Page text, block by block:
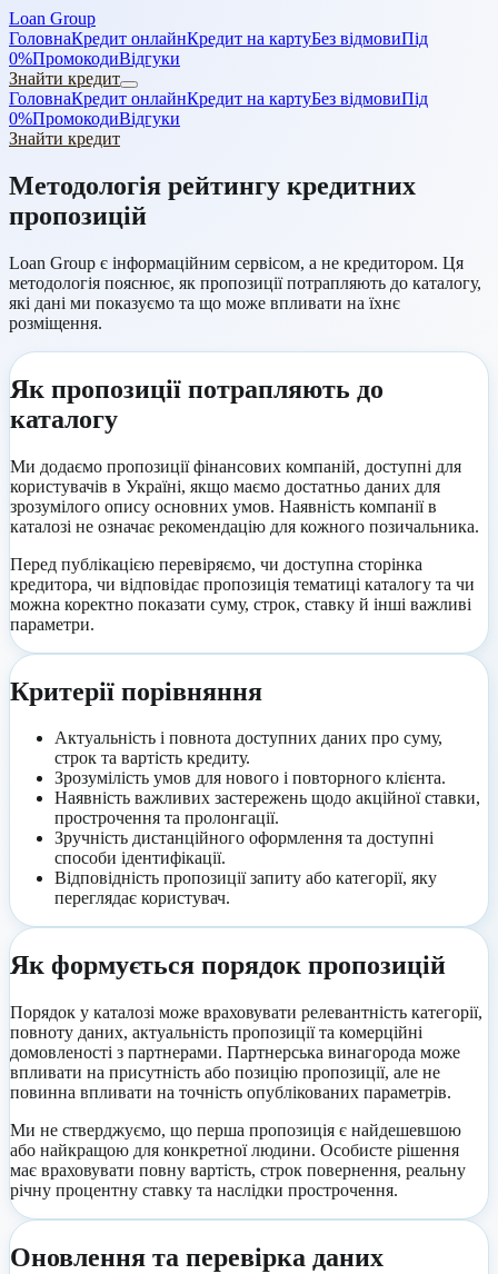
Loan Group
ГоловнаКредит онлайнКредит на картуБез відмовиПід
0%ПромокодиВідгуки
Знайти кредит
ГоловнаКредит онлайнКредит на картуБез відмовиПід
0%ПромокодиВідгуки
Знайти кредит
Методологія рейтингу кредитних
пропозицій
Loan Group є інформаційним сервісом, а не кредитором. Ця
методологія пояснює, як пропозиції потрапляють до каталогу,
які дані ми показуємо та що може впливати на їхнє
розміщення.
Як пропозиції потрапляють до
каталогу
Ми додаємо пропозиції фінансових компаній, доступні для
користувачів в Україні, якщо маємо достатньо даних для
зрозумілого опису основних умов. Наявність компанії в
каталозі не означає рекомендацію для кожного позичальника.
Перед публікацією перевіряємо, чи доступна сторінка
кредитора, чи відповідає пропозиція тематиці каталогу та чи
можна коректно показати суму, строк, ставку й інші важливі
параметри.
Критерії порівняння
Актуальність і повнота доступних даних про суму,
строк та вартість кредиту.
Зрозумілість умов для нового і повторного клієнта.
Наявність важливих застережень щодо акційної ставки,
прострочення та пролонгації.
Зручність дистанційного оформлення та доступні
способи ідентифікації.
Відповідність пропозиції запиту або категорії, яку
переглядає користувач.
Як формується порядок пропозицій
Порядок у каталозі може враховувати релевантність категорії,
повноту даних, актуальність пропозиції та комерційні
домовленості з партнерами. Партнерська винагорода може
впливати на присутність або позицію пропозиції, але не
повинна впливати на точність опублікованих параметрів.
Ми не стверджуємо, що перша пропозиція є найдешевшою
або найкращою для конкретної людини. Особисте рішення
має враховувати повну вартість, строк повернення, реальну
річну процентну ставку та наслідки прострочення.
Оновлення та перевірка даних